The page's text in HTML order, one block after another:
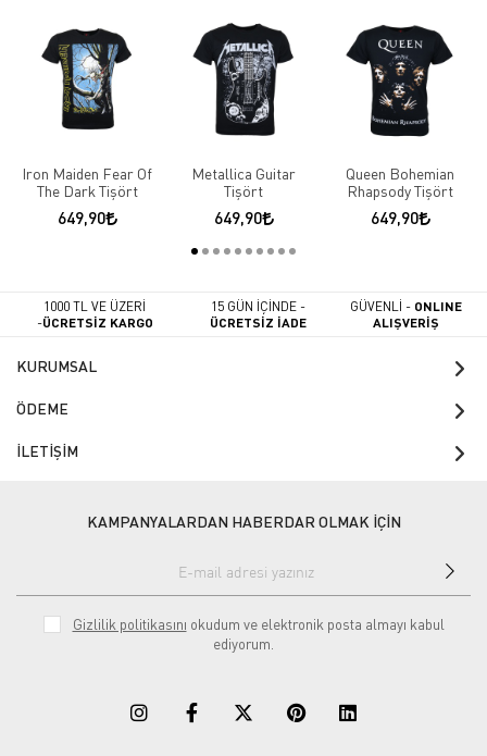
Iron Maiden Fear Of
The Dark Tişört
649,90
Metallica Guitar
Tişört
649,90
Queen Bohemian
Rhapsody Tişört
649,90
1000 TL VE ÜZERİ
-ÜCRETSİZ KARGO
15 GÜN İÇİNDE -
ÜCRETSİZ İADE
GÜVENLİ - ONLINE
ALIŞVERİŞ
KURUMSAL
ÖDEME
İLETİŞİM
KAMPANYALARDAN HABERDAR OLMAK İÇİN
Gizlilik politikasını okudum ve elektronik posta almayı kabul
ediyorum.